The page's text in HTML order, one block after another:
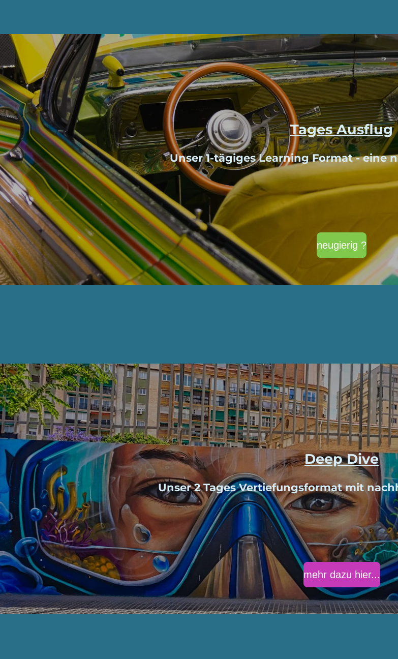
Tages Ausflug
Unser 1-tägiges Learning Format - eine
neugierig ?
Deep Dive
Unser 2 Tages Vertiefungsformat mit
mehr dazu hier...